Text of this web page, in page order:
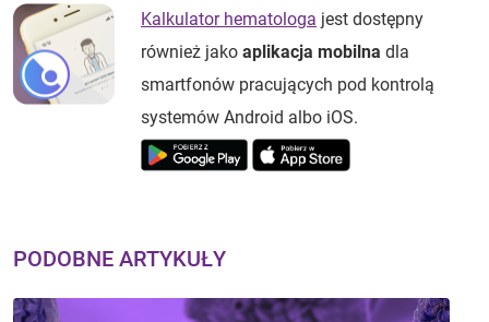
Kalkulator hematologa jest dostępny
również jako aplikacja mobilna dla
smartfonów pracujących pod kontrolą
systemów Android albo iOS.
PODOBNE ARTYKUŁY